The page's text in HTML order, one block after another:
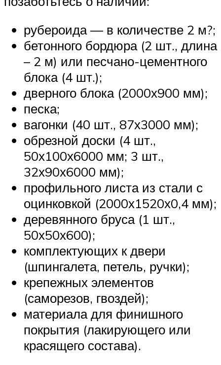
рубероида — в количестве 2 м?;
бетонного бордюра (2 шт., длина
– 2 м) или песчано-цементного
блока (4 шт.);
дверного блока (2000х900 мм);
песка;
вагонки (40 шт., 87х3000 мм);
обрезной доски (4 шт.,
50х100х6000 мм; 3 шт.,
32х90х6000 мм);
профильного листа из стали с
оцинковкой (2000х1520х0,4 мм);
деревянного бруса (1 шт.,
50х50х600);
комплектующих к двери
(шпингалета, петель, ручки);
крепежных элементов
(саморезов, гвоздей);
материала для финишного
покрытия (лакирующего или
красящего состава).